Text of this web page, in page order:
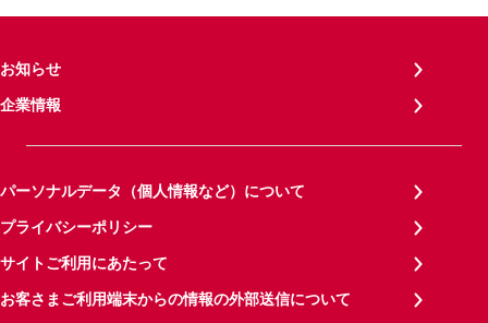
お知らせ
企業情報
パーソナルデータ（個人情報など）について
プライバシーポリシー
サイトご利用にあたって
お客さまご利用端末からの情報の外部送信について